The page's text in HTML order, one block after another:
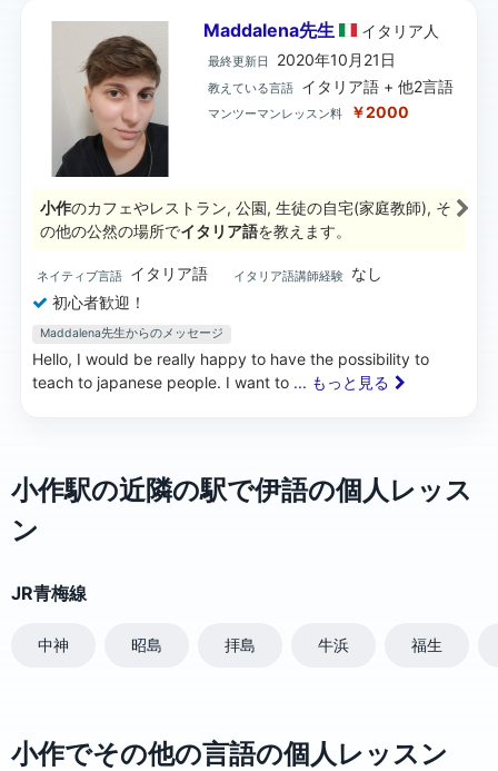
Maddalena先生 イタリア 人
最終更新日 2020年10月21日
教えている言語 イタリア語 + 他2言語
マンツーマンレッスン料 ￥2000
小作のカフェやレストラン, 公園, 生徒の自宅(家庭教師), そ
の他の公然の場所でイタリア語を教えます。
ネイティブ言語 イタリア語 イタリア語講師経験
なし
初心者歓迎！
Maddalena先生からのメッセージ
Hello, I would be really happy to have the possibility to
teach to japanese people. I want to ... もっと見る
小作駅の近隣の駅で伊語の個人レッス
ン
JR青梅線
中神 昭島 拝島 牛浜 福生
小作でその他の言語の個人レッスン